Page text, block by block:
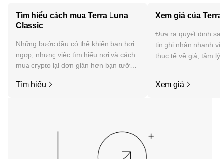
Tìm hiểu cách mua Terra Luna
Classic
Những bước đầu có thể khiến bạn hơi
ngợp, nhưng việc tìm hiểu nơi và cách
mua crypto lại đơn giản hơn bạn tưởng.
dụng di động OKX hoặc ngay tại đây
Tìm hiểu
Xem giá của
Đưa ra quyết định
tin ghi nhận nhanh
thực tế về giá, tâm
Xem giá